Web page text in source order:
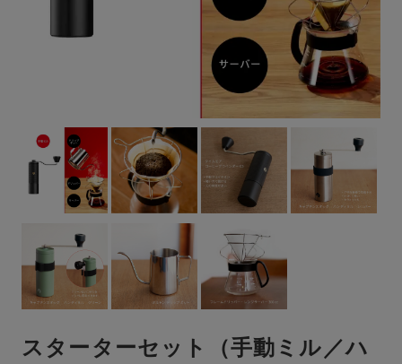
スターターセット（手動ミル／ハ